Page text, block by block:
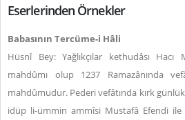
Eserlerinden Örnekler
Babasının Tercüme-i Hâli
Hüsnî Bey: Yağlıkçılar kethudâsı
mahdûmı olup 1237 Ramazânında
mahdûmudur. Pederi vefâtında kırk
idüp li-ümmin ammîsi Mustafâ Efendi ile